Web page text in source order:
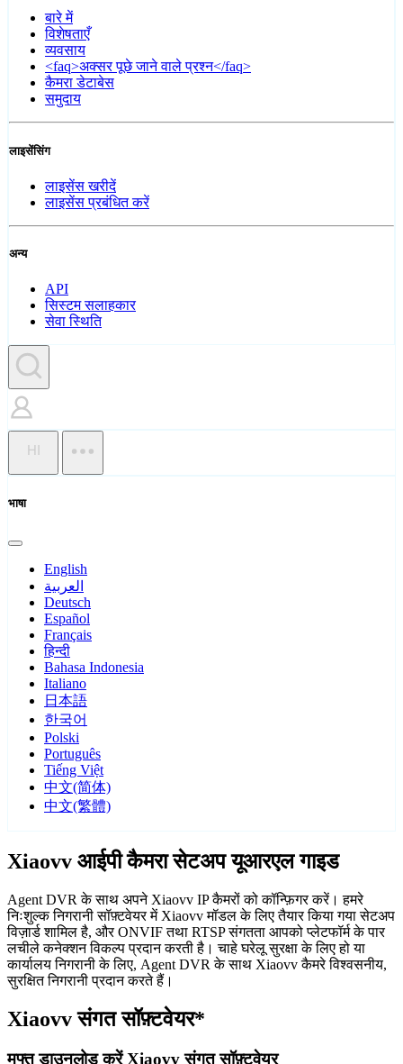
बारे में
विशेषताएँ
व्यवसाय
<faq>अक्सर पूछे जाने वाले प्रश्न</faq>
कैमरा डेटाबेस
समुदाय
लाइसेंसिंग
लाइसेंस खरीदें
लाइसेंस प्रबंधित करें
अन्य
API
सिस्टम सलाहकार
सेवा स्थिति
HI
भाषा
English
العربية
Deutsch
Español
Français
हिन्दी
Bahasa Indonesia
Italiano
日本語
한국어
Polski
Português
Tiếng Việt
中文(简体)
中文(繁體)
Xiaovv आईपी कैमरा सेटअप यूआरएल गाइड
Agent DVR के साथ अपने Xiaovv IP कैमरों को कॉन्फ़िगर करें। हमरे
निःशुल्क निगरानी सॉफ़्टवेयर में Xiaovv मॉडल के लिए तैयार किया गया सेटअप
विज़ार्ड शामिल है, और ONVIF तथा RTSP संगतता आपको प्लेटफॉर्म के पार
लचीले कनेक्शन विकल्प प्रदान करती है। चाहे घरेलू सुरक्षा के लिए हो या
कार्यालय निगरानी के लिए, Agent DVR के साथ Xiaovv कैमरे विश्वसनीय,
सुरक्षित निगरानी प्रदान करते हैं।
Xiaovv संगत सॉफ़्टवेयर*
मुफ्त डाउनलोड करें Xiaovv संगत सॉफ़्टवेयर